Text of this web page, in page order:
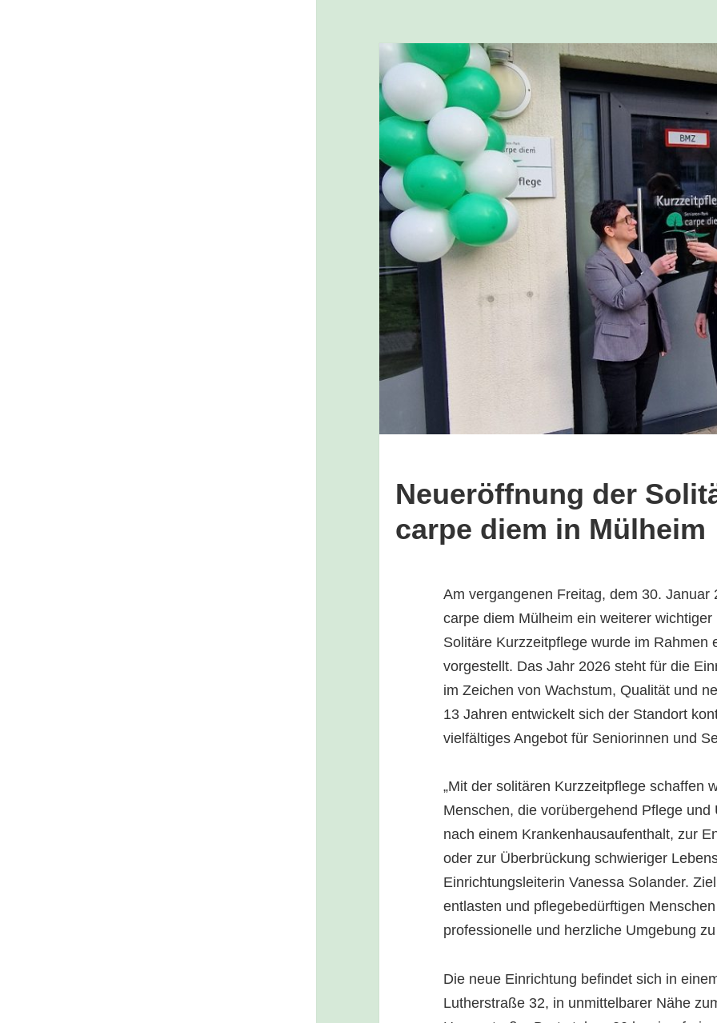
Neueröffnung der
carpe diem in Mülheim
Am vergangenen Freitag, dem 30.
carpe diem Mülheim ein weiterer
Solitäre Kurzzeitpflege wurde im Rahmen
vorgestellt. Das Jahr 2026 steht für die
im Zeichen von Wachstum, Qualität und
13 Jahren entwickelt sich der Standort
vielfältiges Angebot für Seniorinnen und
„Mit der solitären Kurzzeitpflege schaffen
Menschen, die vorübergehend Pflege
nach einem Krankenhausaufenthalt, zur
oder zur Überbrückung schwieriger
Einrichtungsleiterin Vanessa Solander.
entlasten und pflegebedürftigen
professionelle und herzliche Umgebung
Die neue Einrichtung befindet sich in
Lutherstraße 32, in unmittelbarer Nähe